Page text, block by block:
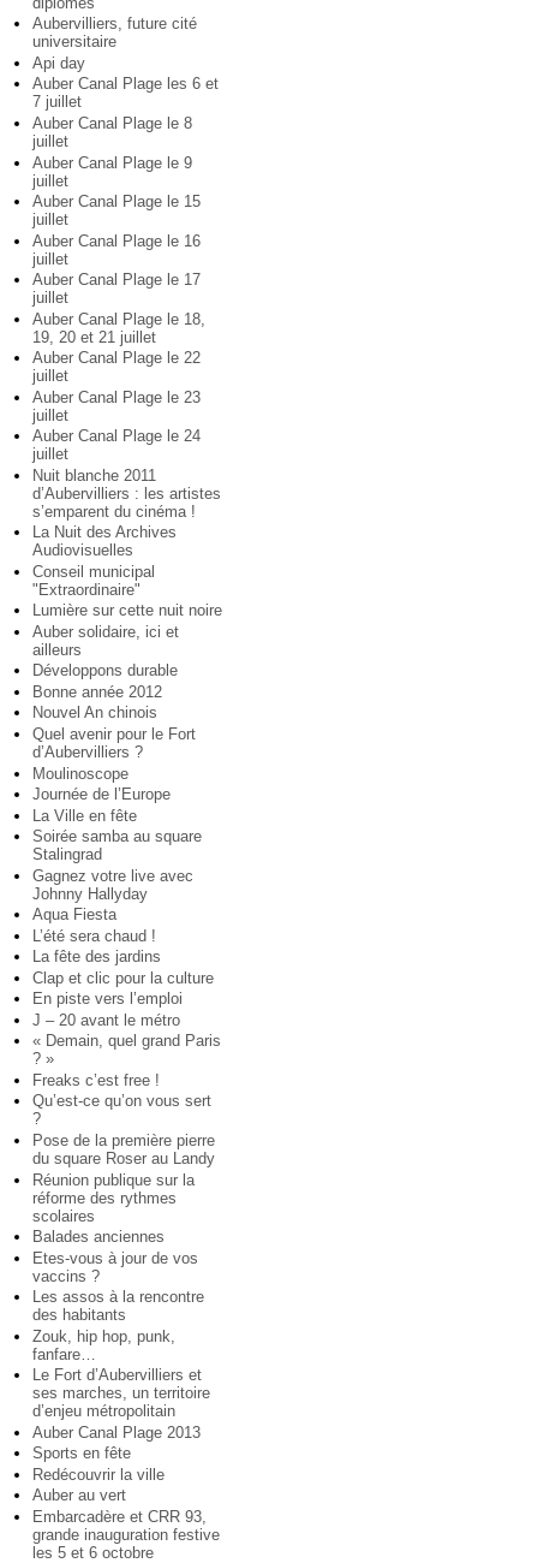
Aubervilliers, future cité
universitaire
Api day
Auber Canal Plage les 6 et
7 juillet
Auber Canal Plage le 8
juillet
Auber Canal Plage le 9
juillet
Auber Canal Plage le 15
juillet
Auber Canal Plage le 16
juillet
Auber Canal Plage le 17
juillet
Auber Canal Plage le 18,
19, 20 et 21 juillet
Auber Canal Plage le 22
juillet
Auber Canal Plage le 23
juillet
Auber Canal Plage le 24
juillet
Nuit blanche 2011
d’Aubervilliers : les artistes
s’emparent du cinéma !
La Nuit des Archives
Audiovisuelles
Conseil municipal
"Extraordinaire"
Lumière sur cette nuit noire
Auber solidaire, ici et
ailleurs
Développons durable
Bonne année 2012
Nouvel An chinois
Quel avenir pour le Fort
d’Aubervilliers ?
Moulinoscope
Journée de l’Europe
La Ville en fête
Soirée samba au square
Stalingrad
Gagnez votre live avec
Johnny Hallyday
Aqua Fiesta
L’été sera chaud !
La fête des jardins
Clap et clic pour la culture
En piste vers l’emploi
J – 20 avant le métro
« Demain, quel grand Paris
? »
Freaks c’est free !
Qu’est-ce qu’on vous sert
?
Pose de la première pierre
du square Roser au Landy
Réunion publique sur la
réforme des rythmes
scolaires
Balades anciennes
Etes-vous à jour de vos
vaccins ?
Les assos à la rencontre
des habitants
Zouk, hip hop, punk,
fanfare…
Le Fort d’Aubervilliers et
ses marches, un territoire
d’enjeu métropolitain
Auber Canal Plage 2013
Sports en fête
Redécouvrir la ville
Auber au vert
Embarcadère et CRR 93,
grande inauguration festive
les 5 et 6 octobre